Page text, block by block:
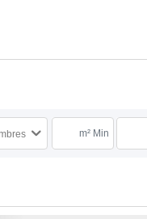
m² Min